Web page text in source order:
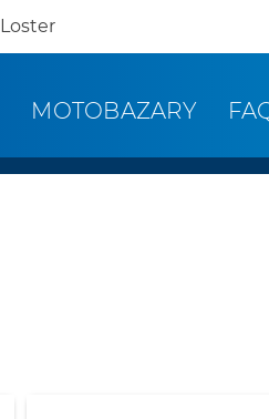
Loster
MOTOBAZARY